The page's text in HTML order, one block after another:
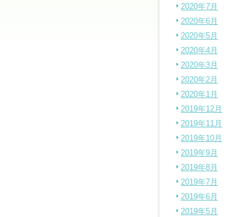
2020年7月
2020年6月
2020年5月
2020年4月
2020年3月
2020年2月
2020年1月
2019年12月
2019年11月
2019年10月
2019年9月
2019年8月
2019年7月
2019年6月
2019年5月